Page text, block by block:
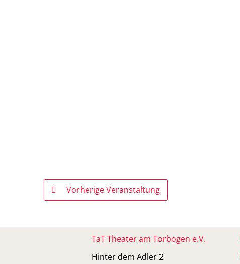
Vorherige Veranstaltung
TaT Theater am Torbogen e.V.
Hinter dem Adler 2